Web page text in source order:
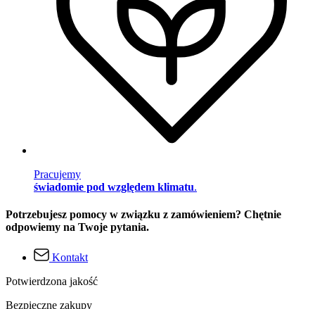
Pracujemy
świadomie pod względem klimatu.
Potrzebujesz pomocy w związku z zamówieniem? Chętnie
odpowiemy na Twoje pytania.
Kontakt
Potwierdzona jakość
Bezpieczne zakupy